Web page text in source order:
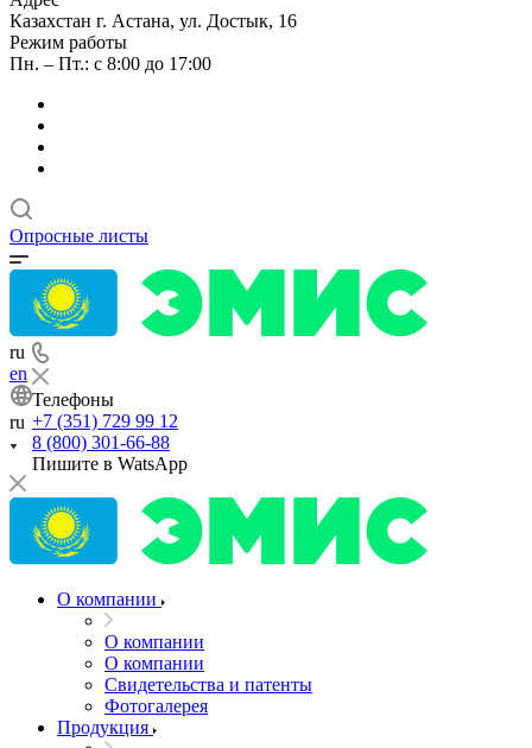
База знаний
Контакты
+7 (351) 729 99 12
8 (800) 301-66-88
Пишите в WatsApp
E-mail
sales@emis-kip.kz
Адрес
Казахстан г. Астана, ул. Достык, 16
Режим работы
Пн. – Пт.: с 8:00 до 17:00
Опросные листы
Телефоны
+7 (351) 729 99 12